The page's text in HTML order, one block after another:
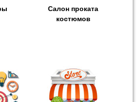
Салон проката
костюмов